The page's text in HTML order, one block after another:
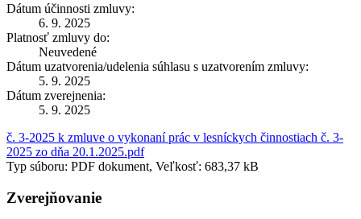
Dátum účinnosti zmluvy:
6. 9. 2025
Platnosť zmluvy do:
Neuvedené
Dátum uzatvorenia/udelenia súhlasu s uzatvorením zmluvy:
5. 9. 2025
Dátum zverejnenia:
5. 9. 2025
č. 3-2025 k zmluve o vykonaní prác v lesníckych činnostiach č. 3-
2025 zo dňa 20.1.2025.pdf
Typ súboru: PDF dokument, Veľkosť: 683,37 kB
Zverejňovanie